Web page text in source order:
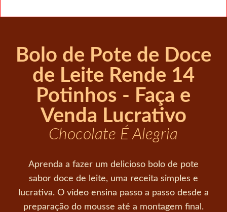
Bolo de Pote de Doce
de Leite Rende 14
Potinhos - Faça e
Venda Lucrativo
Chocolate É Alegria
Aprenda a fazer um delicioso bolo de pote
sabor doce de leite, uma receita simples e
lucrativa. O vídeo ensina passo a passo desde a
preparação do mousse até a montagem final.